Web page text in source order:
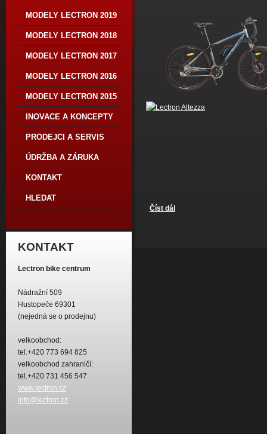
MODELY LECTRON 2019
MODELY LECTRON 2018
MODELY LECTRON 2017
MODELY LECTRON 2016
MODELY LECTRON 2015
INOVACE A KONCEPTY
PRODEJCI A SERVIS
ÚDRŽBA A ZÁRUKA
KONTAKT
HLEDAT
KONTAKT
Lectron bike centrum
Nádražní 509
Hustopeče 69301
(nejedná se o prodejnu)
velkoobchod:
tel.+420 773 694 825
velkoobchod zahraničí:
tel.+420 731 456 547
www.lectron.cz
info@lectron.cz
Číst dál